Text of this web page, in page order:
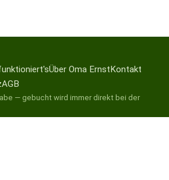
Über Oma Ernst Kontakt
AGB
— gebucht wird immer direkt bei der